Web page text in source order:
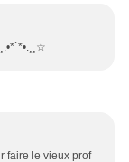
faire le vieux prof